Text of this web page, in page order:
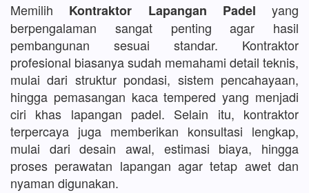
Memilih Kontraktor Lapangan Padel yang
berpengalaman sangat penting agar hasil
pembangunan sesuai standar. Kontraktor
profesional biasanya sudah memahami detail teknis,
mulai dari struktur pondasi, sistem pencahayaan,
hingga pemasangan kaca tempered yang menjadi
ciri khas lapangan padel. Selain itu, kontraktor
terpercaya juga memberikan konsultasi lengkap,
mulai dari desain awal, estimasi biaya, hingga
proses perawatan lapangan agar tetap awet dan
nyaman digunakan.